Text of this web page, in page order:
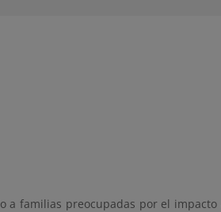
a familias preocupadas por el impacto